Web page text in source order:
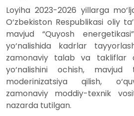
Loyiha 2023-2026 yillarga
O‘zbekiston Respublikasi oliy
mavjud “Quyosh
yo‘nalishida kadrlar
zamonaviy talab va takliflar
yo‘nalishini ochish, mavjud
moderinizatsiya qilish,
zamonaviy moddiy-texnik
nazarda tutilgan.